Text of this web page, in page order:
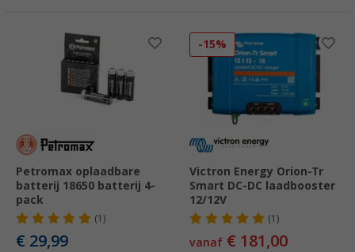
Petromax oplaadbare
batterij 18650 batterij 4-
pack
(1)
€ 29,99
-15%
Victron Energy Orion-Tr
Smart DC-DC laadbooster
12/12V
(1)
vanaf € 181,00